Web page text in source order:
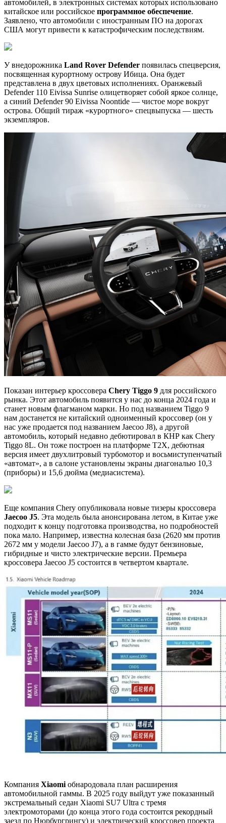
автомобилей, в электронных системах которых использовано
китайское или российское программное обеспечение.
Заявлено, что автомобили с иностранным ПО на дорогах
США могут привести к катастрофическим последствиям.
У внедорожника Land Rover Defender появилась спецверсия,
посвященная курортному острову Ибица. Она будет
представлена в двух цветовых исполнениях. Оранжевый
Defender 110 Eivissa Sunrise олицетворяет собой яркое солнце,
а синий Defender 90 Eivissa Noontide — чистое море вокруг
острова. Общий тираж «курортного» спецвыпуска — шесть
экземпляров.
Показан интерьер кроссовера Chery Tiggo 9 для российского
рынка. Этот автомобиль появится у нас до конца 2024 года и
станет новым флагманом марки. Но под названием Tiggo 9
нам достанется не китайский одноименный кроссовер (он у
нас уже продается под названием Jaecoo J8), а другой
автомобиль, который недавно дебютировал в КНР как Chery
Tiggo 8L. Он тоже построен на платформе T2X, дебютная
версия имеет двухлитровый турбомотор и восьмиступенчатый
«автомат», а в салоне установлены экраны диагональю 10,3
(приборы) и 15,6 дюйма (медиасистема).
Еще компания Chery опубликовала новые тизеры кроссовера
Jaecoo J5. Эта модель была анонсирована летом, в Китае уже
подходит к концу подготовка производства, но подробностей
пока мало. Например, известна колесная база (2620 мм против
2672 мм у модели Jaecoo J7), а в гамме будут бензиновые,
гибридные и чисто электрические версии. Премьера
кроссовера Jaecoo J5 состоится в четвертом квартале.
Компания Xiaomi обнародовала план расширения
автомобильной гаммы. В 2025 году выйдут уже показанный
экстремальный седан Xiaomi SU7 Ultra с тремя
электромоторами (до конца этого года состоится рекордный
заезд по Нюрбургрингу) и электрический кроссовер проекта